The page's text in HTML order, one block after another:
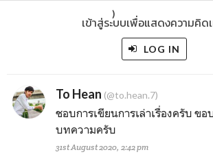
)
เข้าสู่ระบบเพื่อแสดงความคิด
LOG IN
To Hean (@to.hean.7)
ชอบการเขียนการเล่าเรื่องครับ ข
บทความครับ
31st August 2020, 2:42 pm